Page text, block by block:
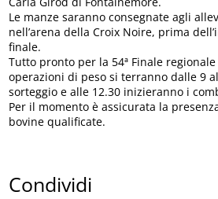
Le manze saranno consegnate agli
nell’arena della Croix Noire, prima
finale.
Tutto pronto per la 54ª Finale
operazioni di peso si terranno dalle 9
sorteggio e alle 12.30 inizieranno i
Per il momento è assicurata la
bovine qualificate.
Condividi